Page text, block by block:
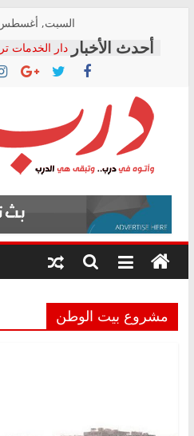
content
السبت, أغسطس 8,
دار الخدمات
بعد مؤتمره
معاناة
فرحات
أين؟
حزب التحالف
في الصحة”
ودعم المرضى
الوزاري
إنشاء المبنى
المجلس
متابعة قضية
قرينة البراءة
درب
وأتوه
درب..
وتبقى
هي
مشروع بيت الوطن